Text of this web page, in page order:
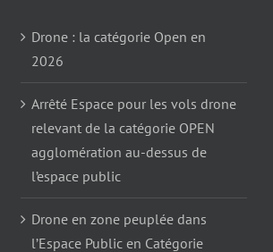
Drone : la catégorie Open en
2026
Arrêté Espace pour les vols drone
relevant de la catégorie OPEN
agglomération au-dessus de
l’espace public
Drone en zone peuplée dans
l’Espace Public en Catégorie